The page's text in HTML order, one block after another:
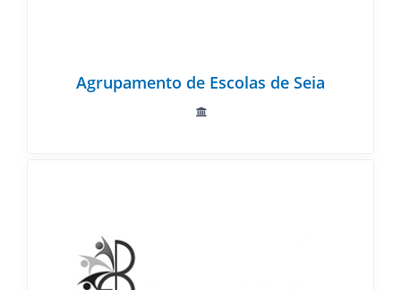
Agrupamento de Escolas de Seia